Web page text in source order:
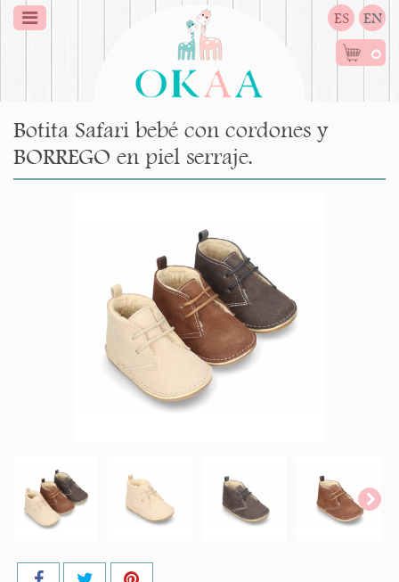
ES EN
0
Botita Safari bebé con cordones y
BORREGO en piel serraje.